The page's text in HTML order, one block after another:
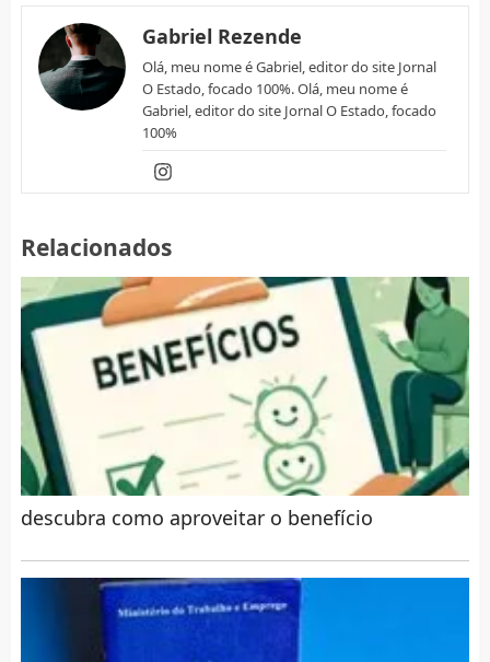
Gabriel Rezende
Olá, meu nome é Gabriel, editor do site Jornal
O Estado, focado 100%. Olá, meu nome é
Gabriel, editor do site Jornal O Estado, focado
100%
Relacionados
descubra como aproveitar o benefício